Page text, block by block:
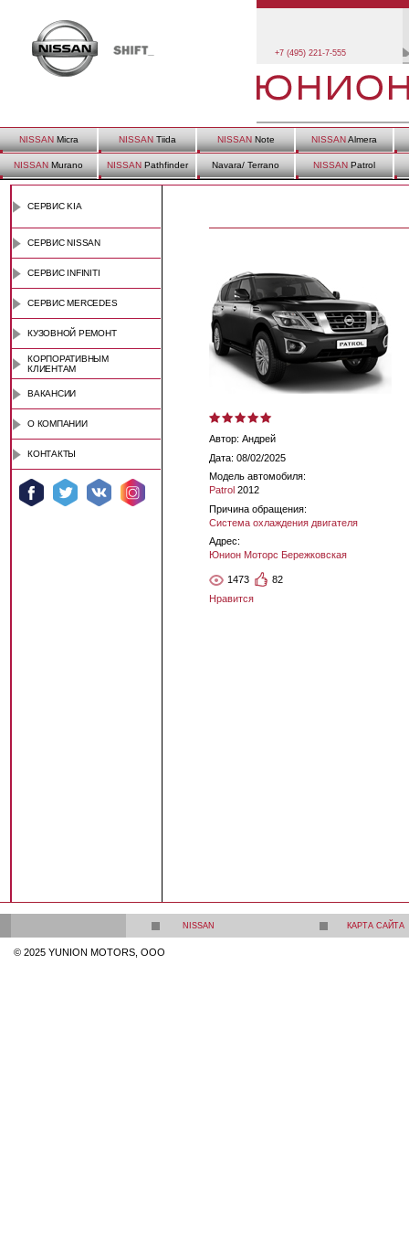
+7 (495) 221-7-555
NISSANMicra NISSANTiida NISSANNote NISSANAlmera
NISSAN Murano NISSANPathfinder Navara/ Terrano NISSAN Patrol
СЕРВИС KIA
СЕРВИС NISSAN
СЕРВИС INFINITI
СЕРВИС MERCEDES
КУЗОВНОЙ РЕМОНТ
КОРПОРАТИВНЫМ
КЛИЕНТАМ
ВАКАНСИИ
О КОМПАНИИ
КОНТАКТЫ
Автор: Андрей
Дата: 08/02/2025
Модель автомобиля:
Patrol 2012
Причина обращения:
Система охлаждения двигателя
Адрес:
Юнион Моторс Бережковская
1473
82
Нравится
NISSAN КАРТА САЙТА
© 2025 YUNION MOTORS, OOO